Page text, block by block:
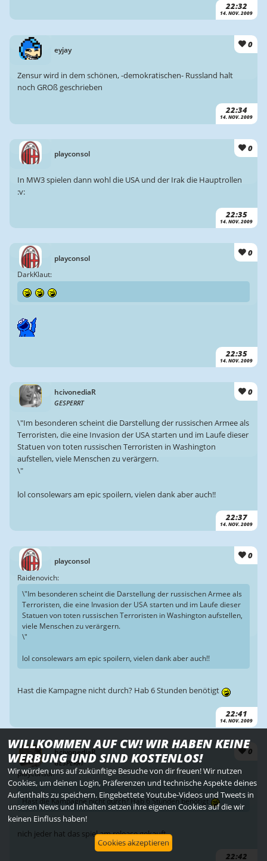
22:32
14. NOV. 2009
eyjay
0
22:34
14. NOV. 2009
Zensur wird in dem schönen, -demokratischen- Russland halt
noch GROß geschrieben
playconsol
0
22:35
14. NOV. 2009
In MW3 spielen dann wohl die USA und der Irak die Hauptrollen
:v:
playconsol
0
22:35
14. NOV. 2009
DarkKlaut:
hcivonediaR
GESPERRT
0
22:37
14. NOV. 2009
\"Im besonderen scheint die Darstellung der russischen Armee als
Terroristen, die eine Invasion der USA starten und im Laufe dieser
Statuen von toten russischen Terroristen in Washington
aufstellen, viele Menschen zu verärgern.
\"
lol consolewars am epic spoilern, vielen dank aber auch!!
playconsol
0
22:41
14. NOV. 2009
Raidenovich:
\"Im besonderen scheint die Darstellung der russischen Armee als
Terroristen, die eine Invasion der USA starten und im Laufe dieser
Statuen von toten russischen Terroristen in Washington aufstellen,
viele Menschen zu verärgern.
\"
lol consolewars am epic spoilern, vielen dank aber auch!!
Hast die Kampagne nicht durch? Hab 6 Stunden benötigt
hcivonediaR
GESPERRT
0
22:42
playconsol:
Hast die Kampagne nicht durch? Hab 6 Stunden benötigt
nich jeder hat das spiel am release gekauft..
WILLKOMMEN AUF CW! WIR HABEN KEINE
WERBUNG UND SIND KOSTENLOS!
Wir würden uns auf zukünftige Besuche von dir freuen! Wir nutzen
Cookies, um deinen Login, Präferenzen und technische Aspekte deines
Aufenthalts zu speichern. Eingebettete Youtube-Videos und Tweets in
unseren News und Inhalten setzen ihre eigenen Cookies auf die wir
keinen Einfluss haben!
Cookies akzeptieren